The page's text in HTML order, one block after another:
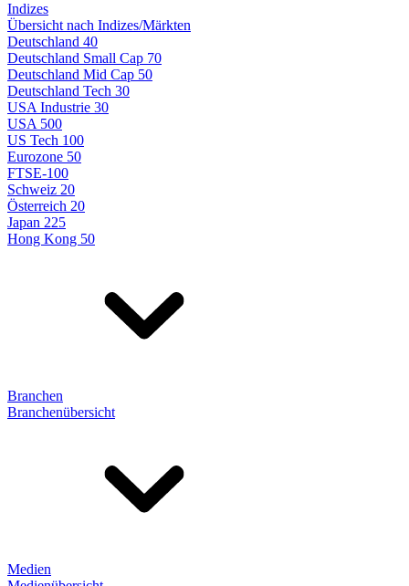
Indizes
Übersicht nach Indizes/Märkten
Deutschland 40
Deutschland Small Cap 70
Deutschland Mid Cap 50
Deutschland Tech 30
USA Industrie 30
USA 500
US Tech 100
Eurozone 50
FTSE-100
Schweiz 20
Österreich 20
Japan 225
Hong Kong 50
Branchen
Branchenübersicht
Medien